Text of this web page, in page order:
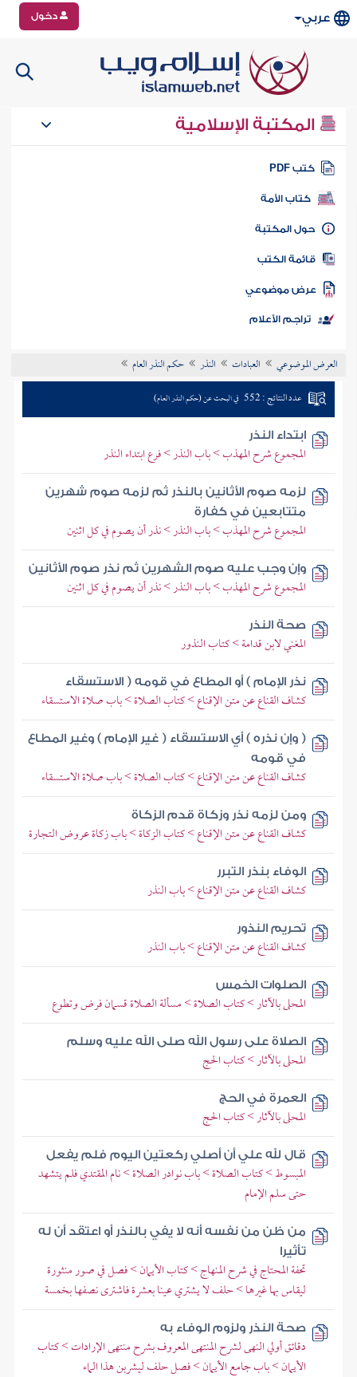
عربي دخول
المكتبة الإسلامية
كتب PDF
كتاب الأمة
المكتبة
الكتب
موضوعي
تراجم الأعلام
العرض الموضوعي العبادات النذر حكم النذر العام
عدد النتائج : 552 في البحث عن (حكم النذر العام)
ابتداء النذر
المجموع شرح المهذب > باب النذر > فرع ابتداء النذر
لزمه صوم الأثانين بالنذر ثم لزمه صوم شهرين
متتابعين في كفارة
المجموع شرح المهذب > باب النذر > نذر أن يصوم في كل اثنين
وإن وجب عليه صوم الشهرين ثم نذر صوم الأثانين
المجموع شرح المهذب > باب النذر > نذر أن يصوم في كل اثنين
صحة النذر
المغني لابن قدامة > كتاب النذور
نذر الإمام ) أو المطاع في قومه ( الاستسقاء
كشاف القناع عن متن الإقناع > كتاب الصلاة > باب صلاة الاستسقاء
( وإن نذره ) أي الاستسقاء ( غير الإمام ) وغير المطاع
في قومه
كشاف القناع عن متن الإقناع > كتاب الصلاة > باب صلاة الاستسقاء
ومن لزمه نذر وزكاة قدم الزكاة
كشاف القناع عن متن الإقناع > كتاب الزكاة > باب زكاة عروض التجارة
الوفاء بنذر التبرر
كشاف القناع عن متن الإقناع > باب النذر
تحريم النذور
كشاف القناع عن متن الإقناع > باب النذر
الصلوات الخمس
المحلى بالآثار > كتاب الصلاة > مسألة الصلاة قسمان فرض وتطوع
الصلاة على رسول الله صلى الله عليه وسلم
المحلى بالآثار > كتاب الحج
العمرة في الحج
المحلى بالآثار > كتاب الحج
قال لله علي أن أصلي ركعتين اليوم فلم يفعل
المبسوط > كتاب الصلاة > باب نوادر الصلاة > نام المقتدي فلم يتشهد
حتى سلم الإمام
من ظن من نفسه أنه لا يفي بالنذر أو اعتقد أن له
تأثيرا
تحفة المحتاج في شرح المنهاج > كتاب الأيمان > فصل في صور منثورة
ليقاس بها غيرها > حلف لا يشتري عينا بعشرة فاشترى نصفها بخمسة
صحة النذر ولزوم الوفاء به
دقائق أولي النهى لشرح المنتهى المعروف بشرح منتهى الإرادات > كتاب
الأيمان > باب جامع الأيمان > فصل حلف ليشربن هذا الماء